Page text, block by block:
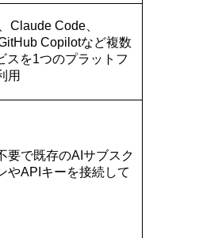
Claude Code、
Copilotなど複数
スを1つのプラットフ
用
要で既存のAIサブスク
やAPIキーを接続して